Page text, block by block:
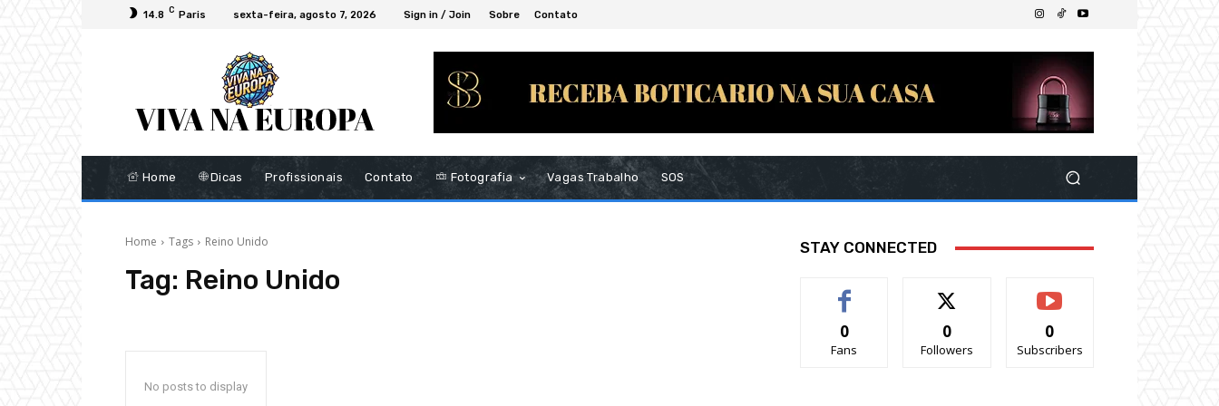
14.8 C Paris sexta-feira, agosto 7, 2026 Sign in / Join Sobre Contato
Home Dicas Profissionais Contato Fotografia Vagas Trabalho SOS
Home Tags Reino Unido
Tag: Reino Unido
No posts to display
STAY CONNECTED
0
Fans
0
Followers
0
Subscribers